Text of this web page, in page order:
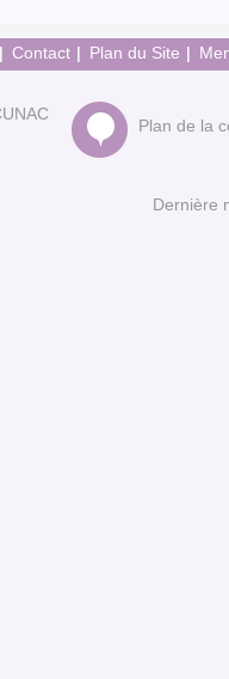
Contact Plan du Site
Plan de la
Dernière